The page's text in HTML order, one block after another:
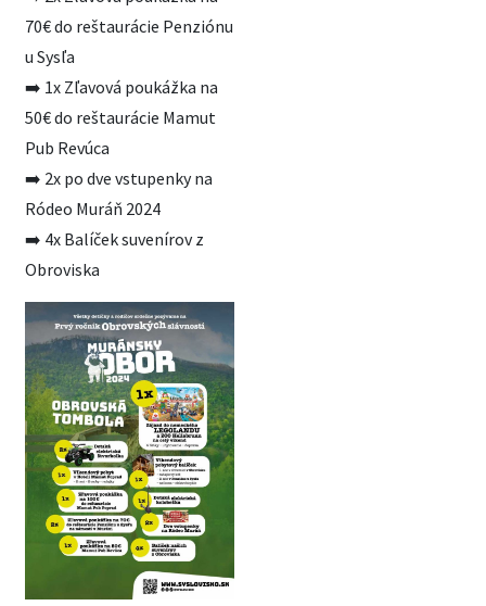
70€ do reštaurácie Penziónu
u Sysľa
➡️ 1x Zľavová poukážka na
50€ do reštaurácie Mamut
Pub Revúca
➡️ 2x po dve vstupenky na
Ródeo Muráň 2024
➡️ 4x Balíček suvenírov z
Obroviska